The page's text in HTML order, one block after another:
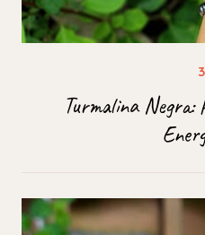
Turmalina Negra: